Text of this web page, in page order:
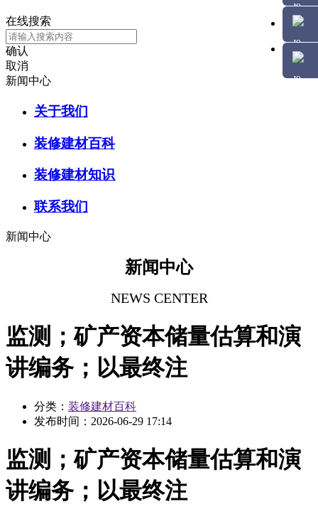
在线搜索
确认
取消
新闻中心
关于我们
装修建材百科
装修建材知识
联系我们
新闻中心
新闻中心
NEWS CENTER
监测；矿产资本储量估算和演
讲编务；以最终注
分类： 装修建材百科
发布时间： 2026-06-29 17:14
监测；矿产资本储量估算和演
讲编务；以最终注